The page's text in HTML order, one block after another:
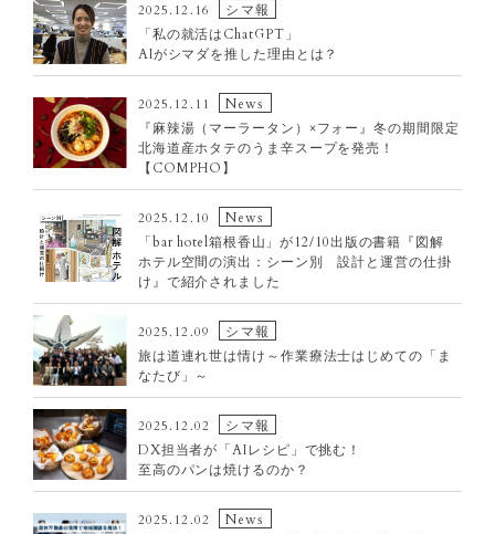
2025.12.16
シマ報
「私の就活はChatGPT」
AIがシマダを推した理由とは？
2025.12.11
News
『麻辣湯（マーラータン）×フォー』冬の期間限定
北海道産ホタテのうま辛スープを発売！
【COMPHO】
2025.12.10
News
「bar hotel箱根香山」が12/10出版の書籍『図解
ホテル空間の演出：シーン別 設計と運営の仕掛
け』で紹介されました
2025.12.09
シマ報
旅は道連れ世は情け～作業療法士はじめての「ま
なたび」～
2025.12.02
シマ報
DX担当者が「AIレシピ」で挑む！
至高のパンは焼けるのか？
2025.12.02
News